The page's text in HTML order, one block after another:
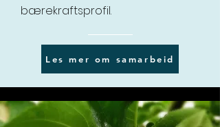
bærekraftsprofil.
Les mer om samarbeid